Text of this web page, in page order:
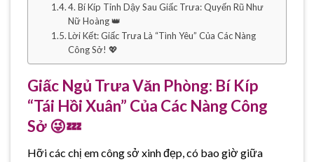
4. Bí Kíp Tỉnh Dậy Sau Giấc Trưa: Quyến Rũ Như
Nữ Hoàng 👑
Lời Kết: Giấc Trưa Là “Tình Yêu” Của Các Nàng
Công Sở! 💖
Giấc Ngủ Trưa Văn Phòng: Bí Kíp
“Tái Hồi Xuân” Của Các Nàng Công
Sở 😜💤
Hỡi các chị em công sở xinh đẹp, có bao giờ giữa